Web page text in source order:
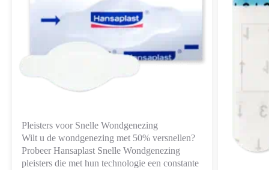
Pleisters voor Snelle Wondgenezing
Wilt u de wondgenezing met 50% versnellen?
Probeer Hansaplast Snelle Wondgenezing
pleisters die met hun technologie een constante